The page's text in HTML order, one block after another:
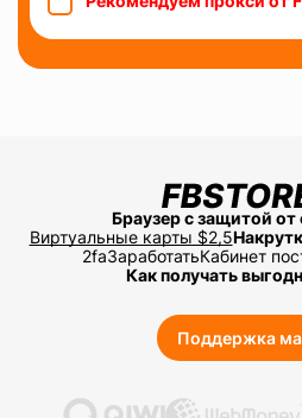
Браузер с защитой
Виртуальные карты $2,5
2faЗаработатьКабинет
Как получать
Поддержка